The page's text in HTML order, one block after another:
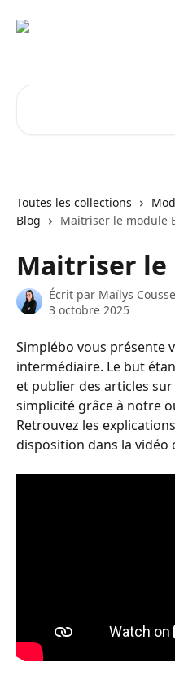
Toutes les collections
Blog
Maitriser le module
Maitriser le
Écrit par Maïlys
3 octobre 2025
Simplébo vous présente
intermédiaire. Le but
et publier des articles
simplicité grâce à notre
Retrouvez les
disposition dans la vidéo